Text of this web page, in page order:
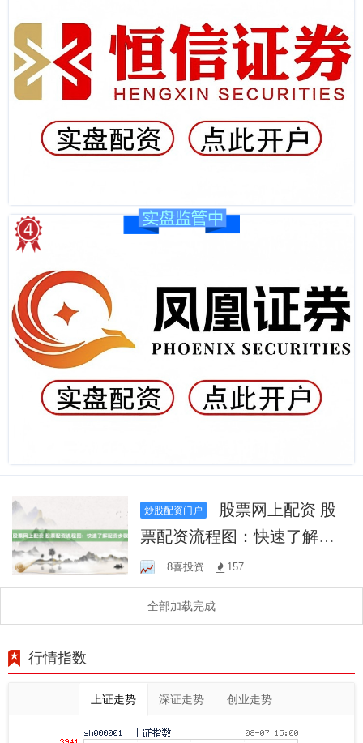
炒股配资门户
票配资流程图：快速了解配
资步骤
8喜投资 157
全部加载完成
行情指数
上证走势 深证走势 创业走势